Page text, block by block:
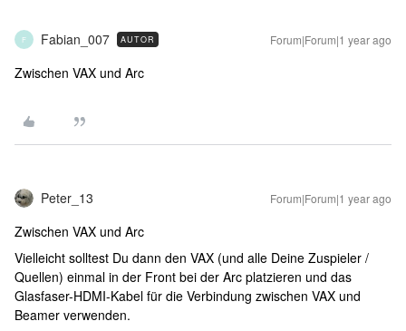
F Fabian_007 AUTOR Forum|Forum|1 year ago
Zwischen VAX und Arc
Peter_13 Forum|Forum|1 year ago
Zwischen VAX und Arc
Vielleicht solltest Du dann den VAX (und alle Deine Zuspieler /
Quellen) einmal in der Front bei der Arc platzieren und das
Glasfaser-HDMI-Kabel für die Verbindung zwischen VAX und
Beamer verwenden.